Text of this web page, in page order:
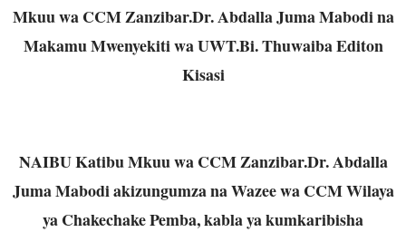
Mkuu wa CCM Zanzibar.Dr. Abdalla Juma Mabodi na
Makamu Mwenyekiti wa UWT.Bi. Thuwaiba Editon
Kisasi
NAIBU Katibu Mkuu wa CCM Zanzibar.Dr. Abdalla
Juma Mabodi akizungumza na Wazee wa CCM Wilaya
ya Chakechake Pemba, kabla ya kumkaribisha